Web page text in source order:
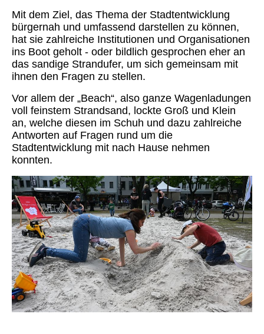
Mit dem Ziel, das Thema der Stadtentwicklung
bürgernah und umfassend darstellen zu können,
hat sie zahlreiche Institutionen und Organisationen
ins Boot geholt - oder bildlich gesprochen eher an
das sandige Strandufer, um sich gemeinsam mit
ihnen den Fragen zu stellen.
Vor allem der „Beach“, also ganze Wagenladungen
voll feinstem Strandsand, lockte Groß und Klein
an, welche diesen im Schuh und dazu zahlreiche
Antworten auf Fragen rund um die
Stadtentwicklung mit nach Hause nehmen
konnten.